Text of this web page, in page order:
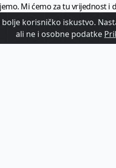
Mi ćemo za tu vrijednost
minimalno1728
- vaš izvor informacija iz
korisničko iskustvo.
ali ne i osobne podatke